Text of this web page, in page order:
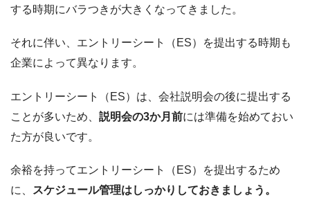
する時期にバラつきが大きくなってきました。
それに伴い、エントリーシート（ES）を提出する時期も
企業によって異なります。
エントリーシート（ES）は、会社説明会の後に提出する
ことが多いため、 説明会の3か月前には準備を始めておい
た方が良いです。
余裕を持ってエントリーシート（ES）を提出するため
に、
スケジュール管理はしっかりしておきましょう。